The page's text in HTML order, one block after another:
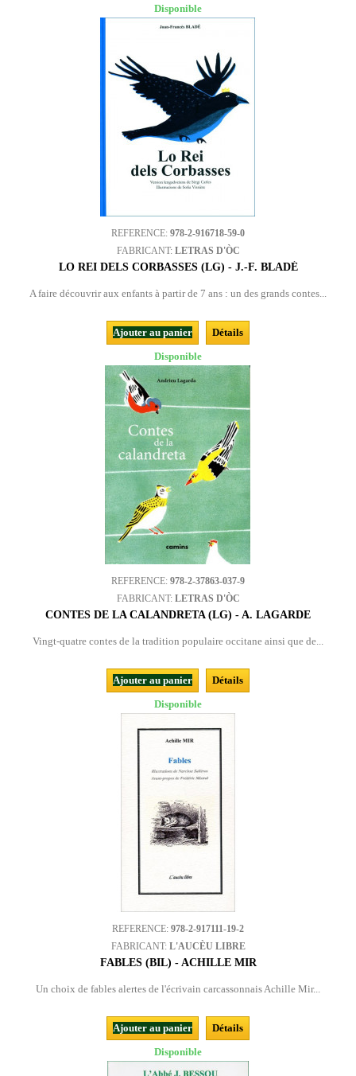
Disponible
REFERENCE: 978-2-916718-59-0
FABRICANT: LETRAS D'ÒC
LO REI DELS CORBASSES (LG) - J.-F. BLADÉ
A faire découvrir aux enfants à partir de 7 ans : un des grands contes...
Ajouter au panier
Détails
Disponible
REFERENCE: 978-2-37863-037-9
FABRICANT: LETRAS D'ÒC
CONTES DE LA CALANDRETA (LG) - A. LAGARDE
Vingt-quatre contes de la tradition populaire occitane ainsi que de...
Ajouter au panier
Détails
Disponible
REFERENCE: 978-2-917111-19-2
FABRICANT: L'AUCÈU LIBRE
FABLES (BIL) - ACHILLE MIR
Un choix de fables alertes de l'écrivain carcassonnais Achille Mir...
Ajouter au panier
Détails
Disponible